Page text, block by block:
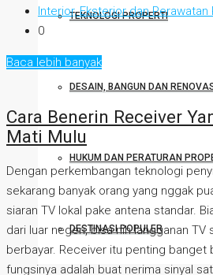
TEKNOLOGI PROPERTI
DESAIN, BANGUN DAN
HUKUM DAN PERATURAN
DESTINASI POPULER
Interior, Eksterior dan Perawatan
0
Baca lebih banyak
Cara Benerin Receiver
Mati Mulu
Dengan perkembangan teknologi
sekarang banyak orang yang nggak
siaran TV lokal pake antena standar.
dari luar negeri, bisa nih langganan TV
berbayar. Receiver itu penting banget
fungsinya adalah buat nerima sinyal